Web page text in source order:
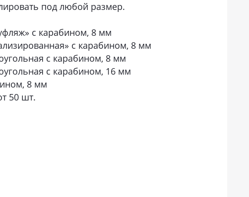
под любой размер.
с карабином, 8 мм
с карабином, 8 мм
с карабином, 8 мм
с карабином, 16 мм
8 мм
50 шт.